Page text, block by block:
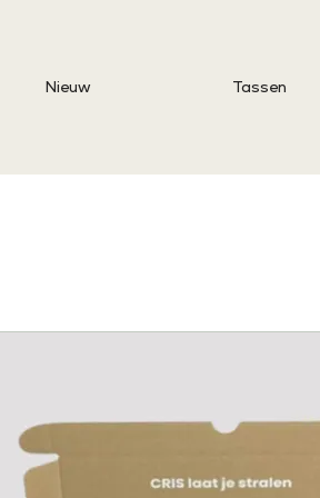
Nieuw Tassen